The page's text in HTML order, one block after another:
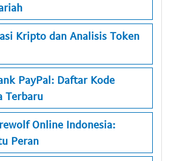
Kripto dan Analisis Token
PayPal: Daftar Kode
Terbaru
Online Indonesia:
Peran